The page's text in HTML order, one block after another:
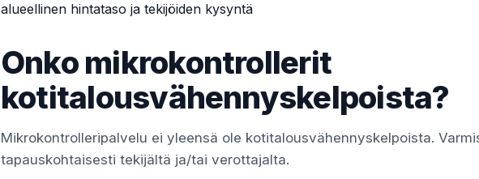
alueellinen hintataso ja tekijöiden kysyntä
Onko mikrokontrollerit
kotitalousvähennyskelpoista?
Mikrokontrolleripalvelu ei yleensä ole kotitalousvähennyskelpoista.
tapauskohtaisesti tekijältä ja/tai verottajalta.